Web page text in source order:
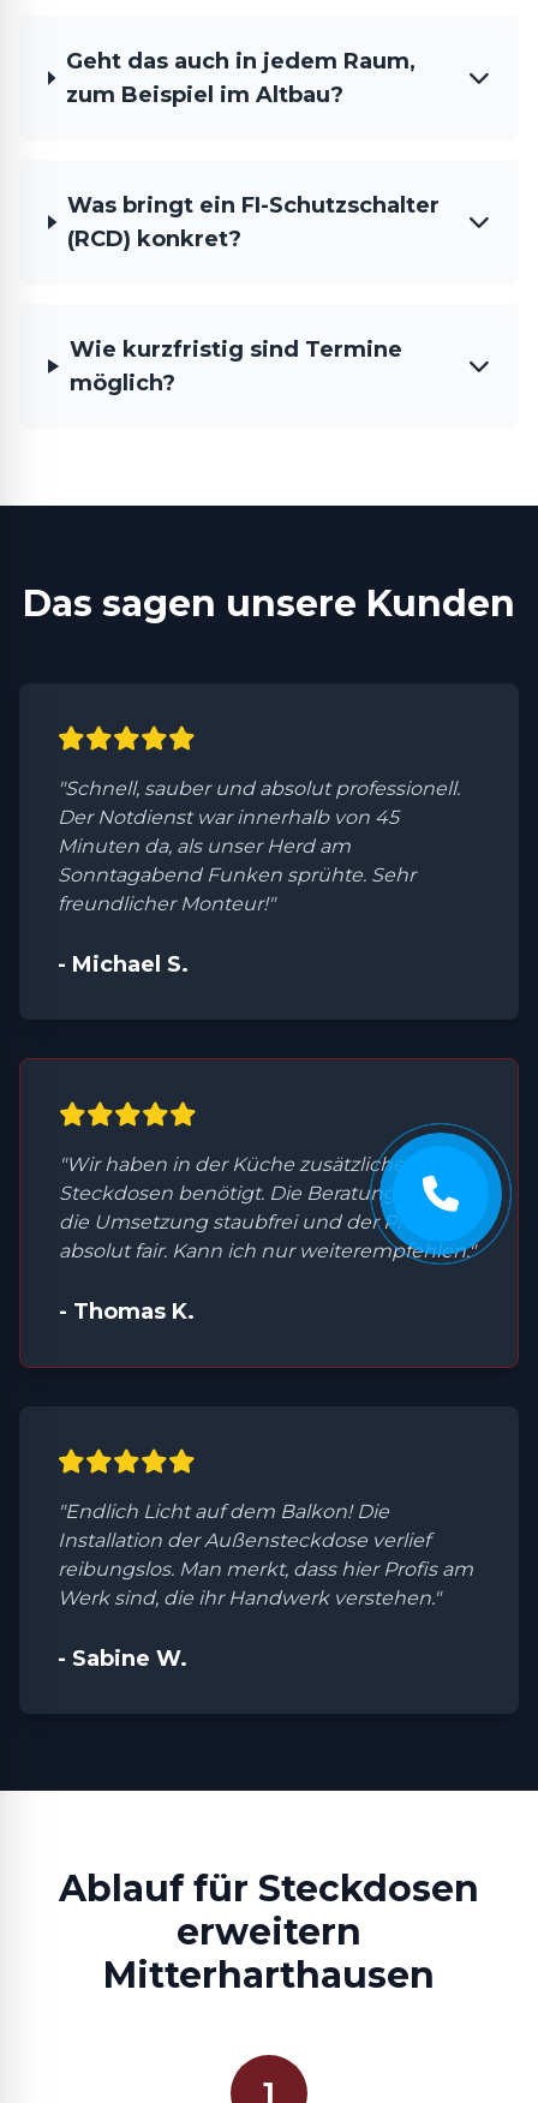
Geht das auch in jedem Raum,
zum Beispiel im Altbau?
Was bringt ein FI-Schutzschalter
(RCD) konkret?
Wie kurzfristig sind Termine
möglich?
Das sagen unsere Kunden
"Schnell, sauber und absolut professionell.
Der Notdienst war innerhalb von 45
Minuten da, als unser Herd am
Sonntagabend Funken sprühte. Sehr
freundlicher Monteur!"
- Michael S.
"Wir haben in der Küche zusätzliche
Steckdosen benötigt. Die Beratung war top,
die Umsetzung staubfrei und der Preis
absolut fair. Kann ich nur weiterempfehlen."
- Thomas K.
"Endlich Licht auf dem Balkon! Die
Installation der Außensteckdose verlief
reibungslos. Man merkt, dass hier Profis am
Werk sind, die ihr Handwerk verstehen."
- Sabine W.
Ablauf für Steckdosen
erweitern
Mitterharthausen
1